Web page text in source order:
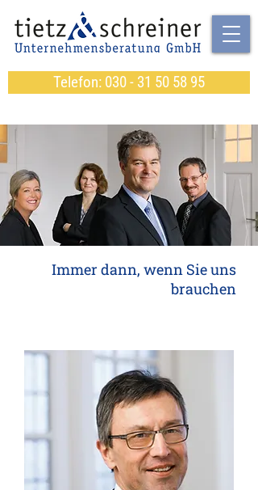
Telefon: 030 - 31 50 58 95
Immer dann, wenn Sie uns
brauchen